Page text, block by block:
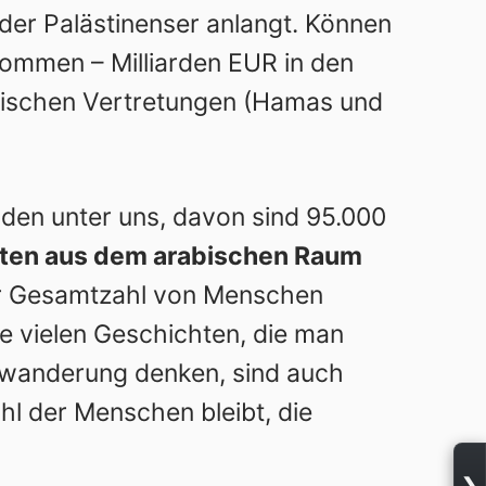
Palästinenser anlangt. Können
– Milliarden EUR in den
Vertretungen (Hamas und
unter uns, davon sind 95.000
aus dem arabischen Raum
von Menschen
vielen Geschichten, die man
denken, sind auch
der Menschen bleibt, die